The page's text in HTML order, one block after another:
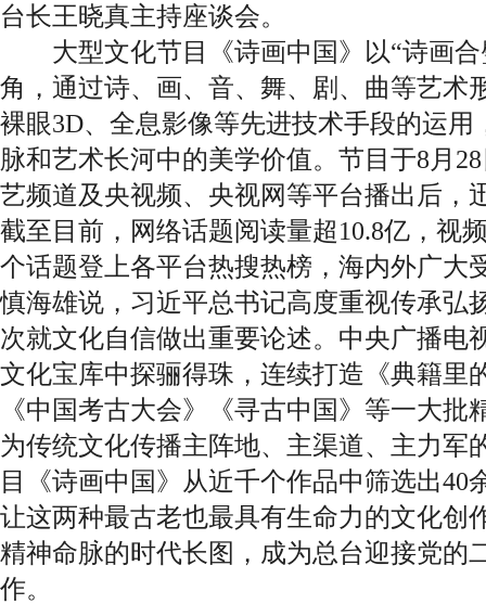
台长王晓真主持座谈会。
大型文化节目《诗画中国》以“诗画合
角，通过诗、画、音、舞、剧、曲等艺术
裸眼3D、全息影像等先进技术手段的运用
脉和艺术长河中的美学价值。节目于8月
艺频道及央视频、央视网等平台播出后，
截至目前，网络话题阅读量超10.8亿，视
个话题登上各平台热搜热榜，海内外广大
慎海雄说，习近平总书记高度重视传承弘
次就文化自信做出重要论述。中央广播电
文化宝库中探骊得珠，连续打造《典籍里
《中国考古大会》《寻古中国》等一大批
为传统文化传播主阵地、主渠道、主力军
目《诗画中国》从近千个作品中筛选出40
让这两种最古老也最具有生命力的文化创
精神命脉的时代长图，成为总台迎接党的
作。